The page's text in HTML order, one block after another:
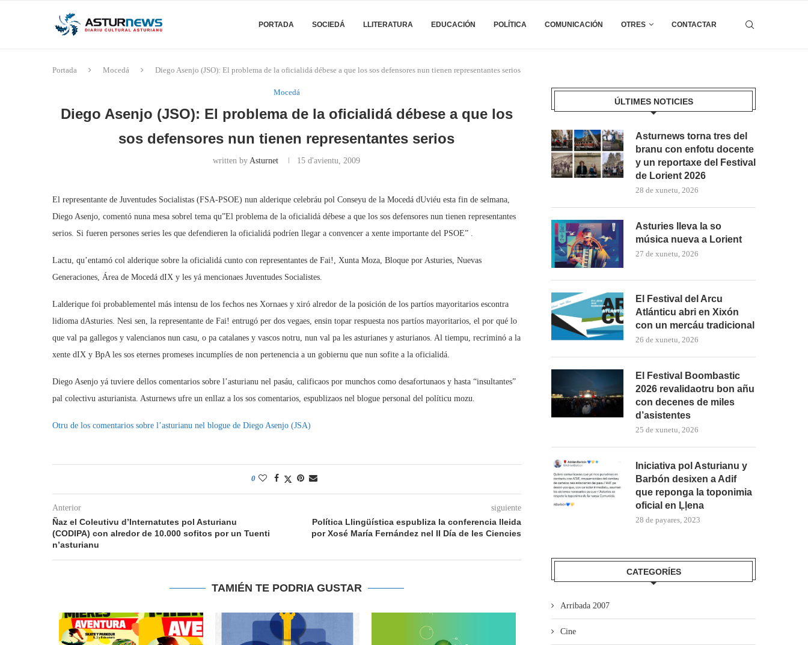
PORTADA SOCIEDÁ LLITERATURA EDUCACIÓN POLÍTICA COMUNICACIÓN OTRES CONTACTAR
Portada Mocedá Diego Asenjo (JSO): El problema de la oficialidá débese a que los sos defensores nun tienen representantes serios
Mocedá
Diego Asenjo (JSO): El problema de la oficialidá débese a que los
sos defensores nun tienen representantes serios
written byAsturnet 15 d'avientu, 2009
El representante de Juventudes Socialistas (FSA-PSOE) nun alderique celebráu pol Conseyu de la Mocedá dUviéu esta fin de selmana,
Diego Asenjo, comentó nuna mesa sobrel tema qu”El problema de la oficialidá débese a que los sos defensores nun tienen representantes
serios. Si fueren persones series les que defendieren la oficialidá podríen llegar a convencer a xente importante del PSOE” .
Lactu, qu’entamó col alderique sobre la oficialidá cunto con representantes de Fai!, Xunta Moza, Bloque por Asturies, Nuevas
Generaciones, Área de Mocedá dIX y les yá mencionaes Juventudes Socialistes.
Lalderique foi probablementel más intensu de los fechos nes Xornaes y xiró alredor de la posición de los partíos mayoritarios escontra
lidioma dAsturies. Nesi sen, la representante de Fai! entrugó per dos vegaes, ensin topar respuesta nos partíos mayoritarios, el por qué lo
que val pa gallegos y valencianos nun casu, o pa catalanes y vascos notru, nun val pa les asturianes y asturianos. Al tiempu, recriminó a la
xente dIX y BpA les sos eternes promeses incumplíes de non pertenencia a un gobiernu que nun sofite a la oficialidá.
Diego Asenjo yá tuviere dellos comentarios sobre l’asturianu nel pasáu, calificaos por munchos como desafortunaos y hasta “insultantes”
pal colectivu asturianista. Asturnews ufre un enllaz a los sos comentarios, espublizaos nel blogue personal del políticu mozu.
Otru de los comentarios sobre l’asturianu nel blogue de Diego Asenjo (JSA)
0
Anterior
Ñaz el Coleutivu d’Internatutes pol Asturianu
(CODIPA) con alredor de 10.000 sofitos por un Tuenti
n’asturianu
siguiente
Política Llingüística espubliza la conferencia lleida
por Xosé María Fernández nel II Día de les Ciencies
TAMIÉN TE PODRIA GUSTAR
ÚLTIMES NOTICIES
Asturnews torna tres del
branu con enfotu docente
y un reportaxe del Festival
de Lorient 2026
28 de xunetu, 2026
Asturies lleva la so
música nueva a Lorient
27 de xunetu, 2026
El Festival del Arcu
Atlánticu abri en Xixón
con un mercáu tradicional
26 de xunetu, 2026
El Festival Boombastic
2026 revalidaotru bon añu
con decenes de miles
d’asistentes
25 de xunetu, 2026
Iniciativa pol Asturianu y
Barbón desixen a Adif
que reponga la toponimia
oficial en Ḷḷena
28 de payares, 2023
CATEGORÍES
Arribada 2007
Cine